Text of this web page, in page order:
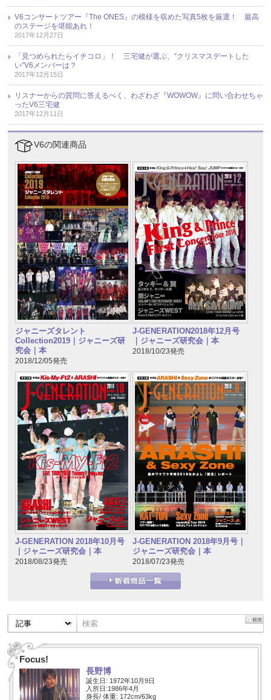
V6コンサートツアー『The ONES』の模様を収めた写真5枚を厳選！ 最高
のステージを堪能あれ！
2017年12月27日
「見つめられたらイチコロ」！ 三宅健が選ぶ、“クリスマスデートした
い”V6メンバーは？
2017年12月15日
リスナーからの質問に答えるべく、わざわざ『WOWOW』に問い合わせちゃ
ったV6三宅健
2017年12月11日
V6の関連商品
ジャニーズタレント
Collection2019｜ジャニーズ研
究会｜本
2018/12/05発売
J-GENERATION2018年12月号
｜ジャニーズ研究会｜本
2018/10/23発売
J-GENERATION 2018年10月号
｜ジャニーズ研究会｜本
2018/08/23発売
J-GENERATION 2018年9月号｜
ジャニーズ研究会｜本
2018/07/23発売
Focus!
長野博
誕生日: 1972年10月9日
入所日:1986年4月
身長/ 体重: 172cm/63kg